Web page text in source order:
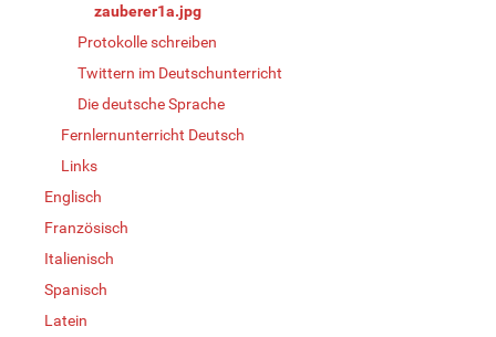
zauberer1a.jpg
Protokolle schreiben
Twittern im Deutschunterricht
Die deutsche Sprache
Fernlernunterricht Deutsch
Links
Englisch
Französisch
Italienisch
Spanisch
Latein